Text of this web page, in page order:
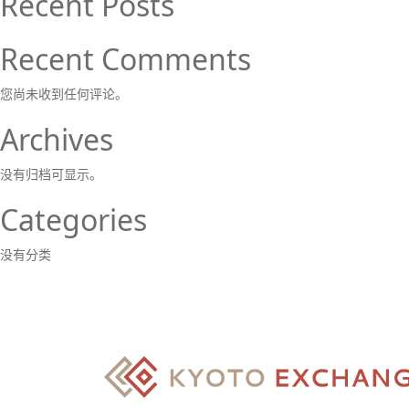
Recent Comments
您尚未收到任何评论。
Archives
没有归档可显示。
Categories
没有分类